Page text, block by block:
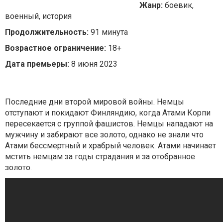
Жанр: боевик,
военный, история
Продолжительность: 91 минута
Возрастное ограничение: 18+
Дата премьеры: 8 июня 2023
Последние дни второй мировой войны. Немцы
отступают и покидают Финляндию, когда Атами Корпи
пересекается с группой фашистов. Немцы нападают на
мужчину и забирают все золото, однако не знали что
Атами бессмертный и храбрый человек. Атами начинает
мстить немцам за годы страдания и за отобранное
золото.